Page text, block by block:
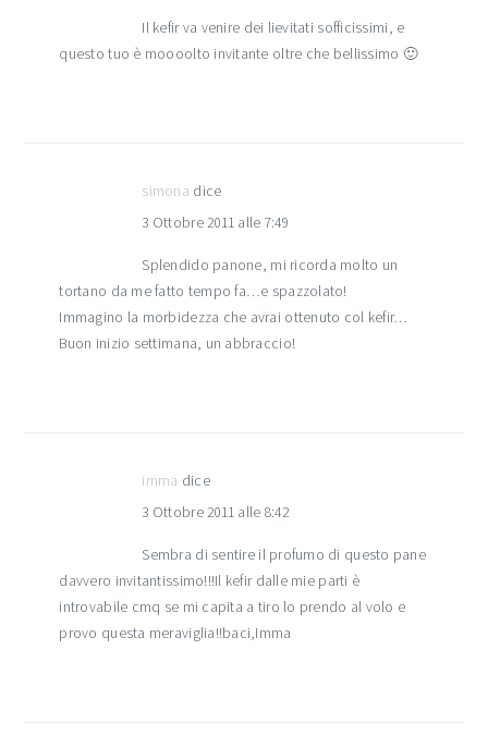
Il kefir va venire dei lievitati sofficissimi, e
questo tuo è moooolto invitante oltre che bellissimo 🙂
simona dice
3 Ottobre 2011 alle 7:49
Splendido panone, mi ricorda molto un
tortano da me fatto tempo fa…e spazzolato!
Immagino la morbidezza che avrai ottenuto col kefir…
Buon inizio settimana, un abbraccio!
imma dice
3 Ottobre 2011 alle 8:42
Sembra di sentire il profumo di questo pane
davvero invitantissimo!!!Il kefir dalle mie parti è
introvabile cmq se mi capita a tiro lo prendo al volo e
provo questa meraviglia!!baci,Imma